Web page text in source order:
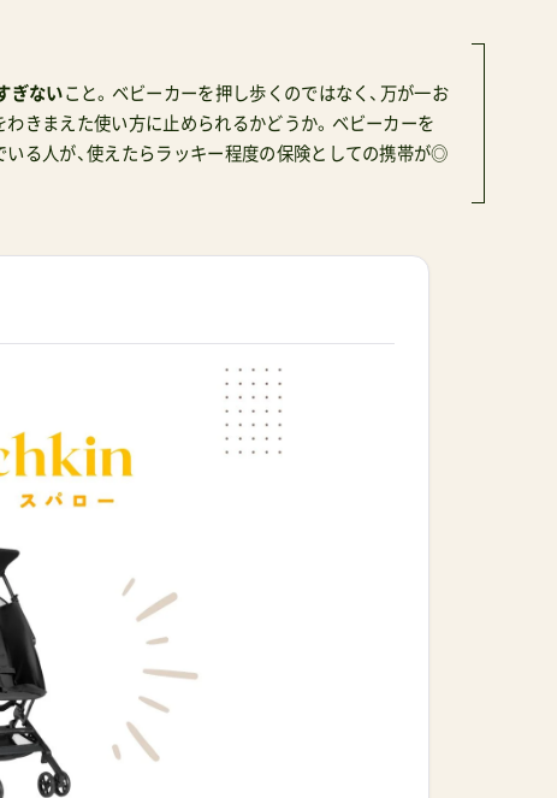
ぎないこと。ベビーカーを押し歩くのではなく、万が一お
きまえた使い方に止められるかどうか。ベビーカーを
る人が、使えたらラッキー程度の保険としての携帯が◎